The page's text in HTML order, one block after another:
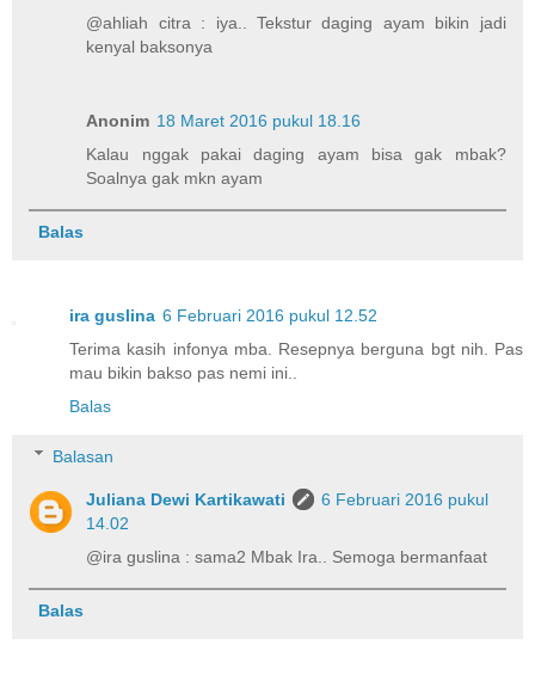
@ahliah citra : iya.. Tekstur daging ayam bikin jadi
kenyal baksonya
Anonim 18 Maret 2016 pukul 18.16
Kalau nggak pakai daging ayam bisa gak mbak?
Soalnya gak mkn ayam
Balas
ira guslina 6 Februari 2016 pukul 12.52
Terima kasih infonya mba. Resepnya berguna bgt nih. Pas
mau bikin bakso pas nemi ini..
Balas
Balasan
Juliana Dewi Kartikawati
6 Februari 2016 pukul
14.02
@ira guslina : sama2 Mbak Ira.. Semoga bermanfaat
Balas